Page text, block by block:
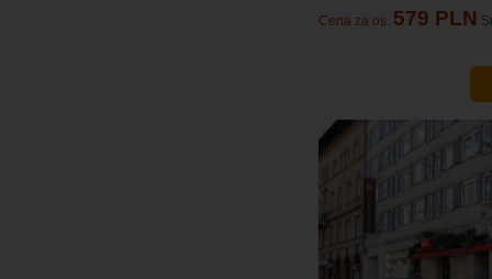
Cena za os. 579 PLN